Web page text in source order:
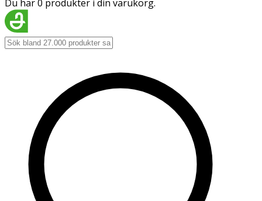
Du har 0 produkter i din varukorg.